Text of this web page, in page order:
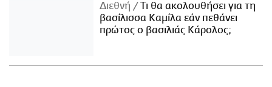
Διεθνή
Τι θα ακολουθήσει για τη
βασίλισσα Καμίλα εάν πεθάνει
πρώτος ο βασιλιάς Κάρολος;